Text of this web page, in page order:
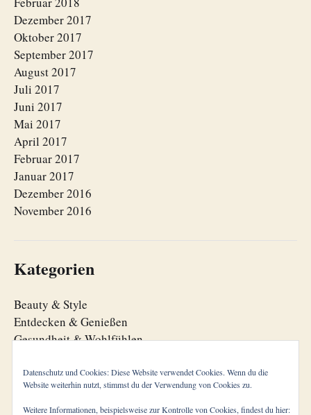
Dezember 2017
Oktober 2017
September 2017
August 2017
Juli 2017
Juni 2017
Mai 2017
April 2017
Februar 2017
Januar 2017
Dezember 2016
November 2016
Kategorien
Beauty & Style
Entdecken & Genießen
Gesundheit & Wohlfühlen
Lebensorganisation
Zeitgeist
Datenschutz und Cookies: Diese Website verwendet Cookies. Wenn du die
Website weiterhin nutzt, stimmst du der Verwendung von Cookies zu.
Weitere Informationen, beispielsweise zur Kontrolle von Cookies, findest du hier: